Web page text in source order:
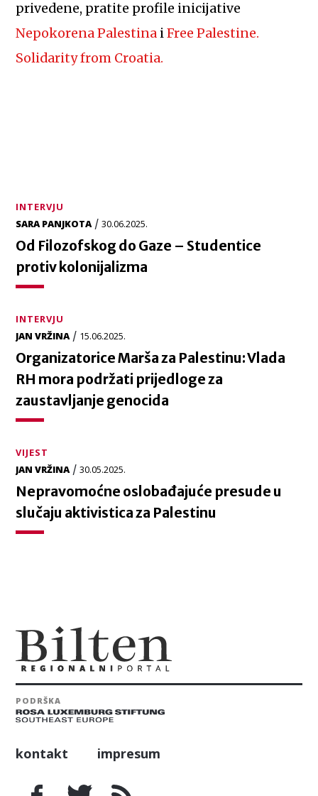
privedene, pratite profile inicijative
Nepokorena Palestina iFree Palestine.
Solidarity from Croatia.
INTERVJU
SARA PANJKOTA/30.06.2025.
Od Filozofskog do Gaze – Studentice
protiv kolonijalizma
INTERVJU
JAN VRŽINA/ 15.06.2025.
Organizatorice Marša za Palestinu: Vlada
RH mora podržati prijedloge za
zaustavljanje genocida
VIJEST
JAN VRŽINA/30.05.2025.
Nepravomoćne oslobađajuće presude u
slučaju aktivistica za Palestinu
PODRŠKA
kontakt impresum